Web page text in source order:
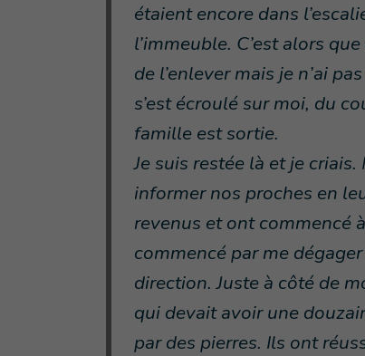
étaient encore dans
l’immeuble. C’est alors
de l’enlever mais je n’ai
s’est écroulé sur moi, du
famille est sortie.
Je suis restée là et je
informer nos proches en
revenus et ont commencé
commencé par me
direction. Juste à côté de
qui devait avoir une
par des pierres. Ils ont